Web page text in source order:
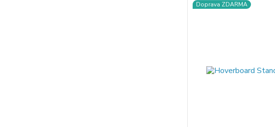
Doprava ZDARMA